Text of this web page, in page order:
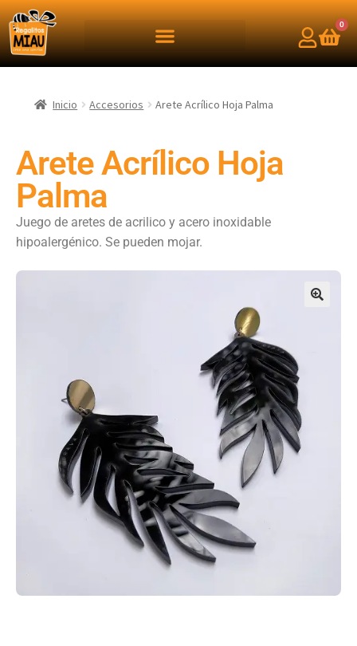
0
Inicio Accesorios Arete Acrílico Hoja Palma
Arete Acrílico Hoja
Palma
Juego de aretes de acrilico y acero inoxidable
hipoalergénico. Se pueden mojar.